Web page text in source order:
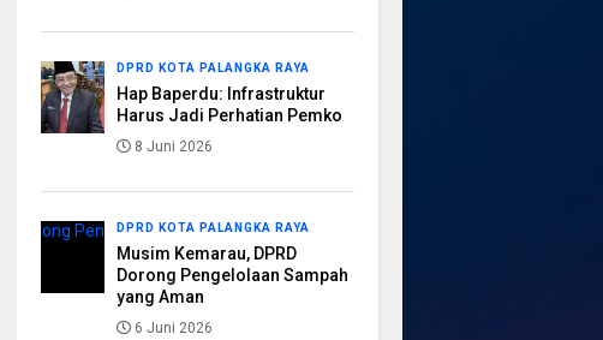
DPRD KOTA PALANGKA RAYA
Hap Baperdu: Infrastruktur
Harus Jadi Perhatian Pemko
8 Juni 2026
DPRD KOTA PALANGKA RAYA
Musim Kemarau, DPRD
Dorong Pengelolaan Sampah
yang Aman
6 Juni 2026